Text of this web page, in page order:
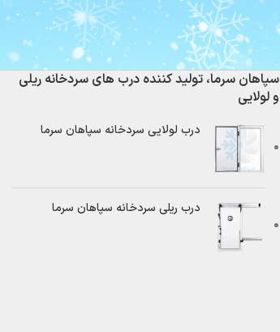
سپاهان سرما، تولید کننده درب های سردخانه ریلی
و لولایی
درب لولایی سردخانه سپاهان سرما
درب ریلی سردخانه سپاهان سرما